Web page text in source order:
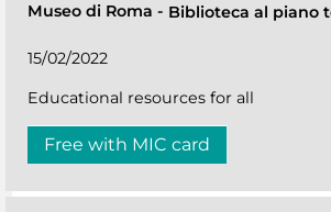
Museo di Roma - Biblioteca al piano
15/02/2022
Educational resources for all
Free with MIC card